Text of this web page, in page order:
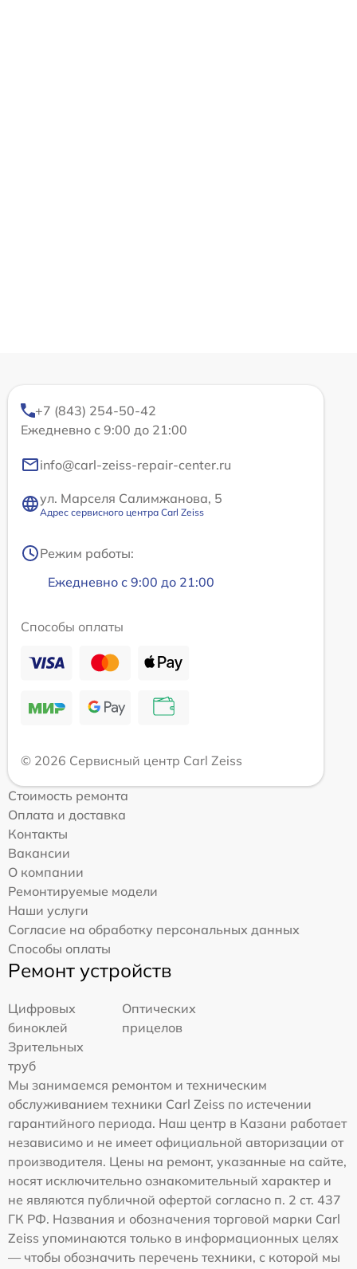
+7 (843) 254-50-42
Ежедневно с 9:00 до 21:00
info@carl-zeiss-repair-center.ru
ул. Марселя Салимжанова, 5
Адрес сервисного центра Carl Zeiss
Режим работы:
Ежедневно с 9:00 до 21:00
Способы оплаты
© 2026 Сервисный центр Carl Zeiss
Стоимость ремонта
Оплата и доставка
Контакты
Вакансии
О компании
Ремонтируемые модели
Наши услуги
Согласие на обработку персональных данных
Способы оплаты
Ремонт устройств
Цифровых
биноклей
Оптических
прицелов
Зрительных
труб
Мы занимаемся ремонтом и техническим
обслуживанием техники Carl Zeiss по истечении
гарантийного периода. Наш центр в Казани работает
независимо и не имеет официальной авторизации от
производителя. Цены на ремонт, указанные на сайте,
носят исключительно ознакомительный характер и
не являются публичной офертой согласно п. 2 ст. 437
ГК РФ. Названия и обозначения торговой марки Carl
Zeiss упоминаются только в информационных целях
— чтобы обозначить перечень техники, с которой мы